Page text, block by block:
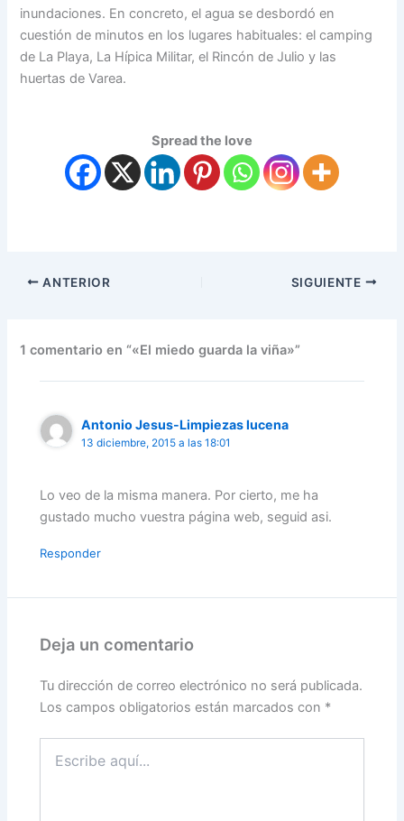
inundaciones. En concreto, el agua se desbordó en
cuestión de minutos en los lugares habituales: el camping
de La Playa, La Hípica Militar, el Rincón de Julio y las
huertas de Varea.
Spread the love
ANTERIOR SIGUIENTE
1 comentario en “«El miedo guarda la viña»”
Antonio Jesus-Limpiezas lucena
13 diciembre, 2015 a las 18:01
Lo veo de la misma manera. Por cierto, me ha
gustado mucho vuestra página web, seguid asi.
Responder
Deja un comentario
Tu dirección de correo electrónico no será publicada.
Los campos obligatorios están marcados con *
aquí...